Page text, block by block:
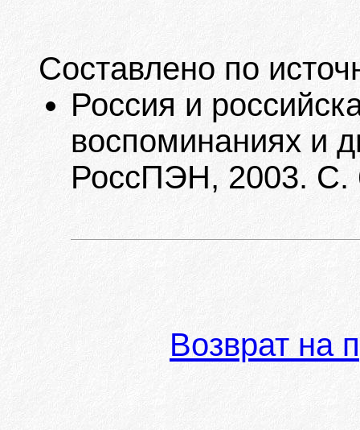
Составлено по
Россия и
воспоминаниях и
РоссПЭН, 2003. С.
Возврат на